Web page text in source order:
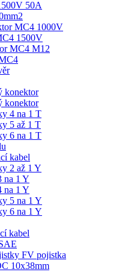
50A
MC4 1000V
1500V
MC4 M12
konektor
konektor
4 na 1 T
5 až 1 T
6 na 1 T
kabel
2 až 1 Y
na 1 Y
na 1 Y
5 na 1 Y
6 na 1 Y
kabel
FV pojistka
10x38mm